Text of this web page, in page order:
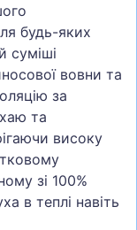
будь-яких
суміші
вовни та
за
та
високу
зі 100%
в теплі навіть